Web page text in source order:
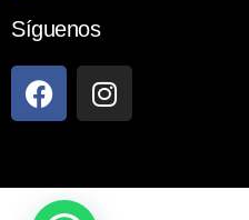
Síguenos